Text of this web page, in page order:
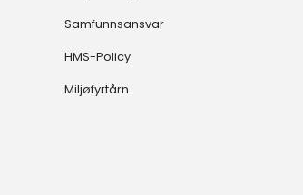
Samfunnsansvar
HMS-Policy
Miljøfyrtårn